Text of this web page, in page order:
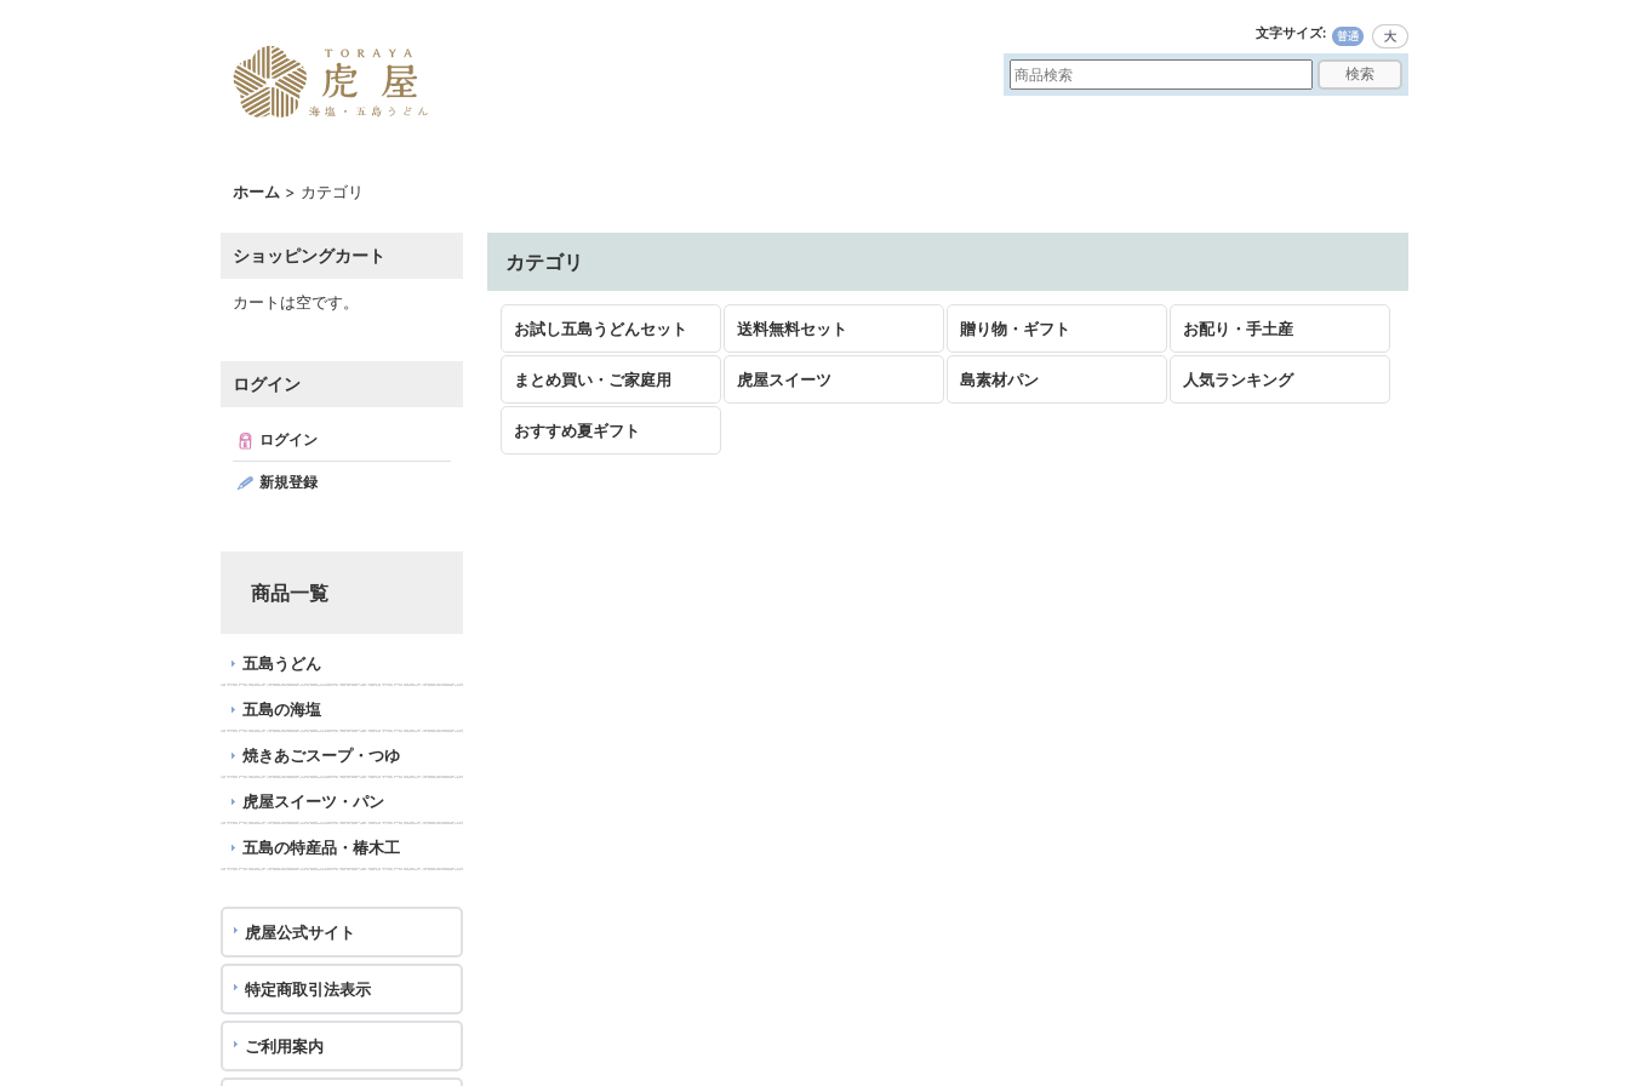
文字サイズ:
ホーム > カテゴリ
ショッピングカート
カートは空です。
ログイン
ログイン
新規登録
商品一覧
五島うどん
五島の海塩
焼きあごスープ・つゆ
虎屋スイーツ・パン
五島の特産品・椿木工
虎屋公式サイト
特定商取引法表示
ご利用案内
カテゴリ
お試し五島うどんセット 送料無料セット 贈り物・ギフト お配り・手土産
まとめ買い・ご家庭用 虎屋スイーツ 島素材パン 人気ランキング
おすすめ夏ギフト